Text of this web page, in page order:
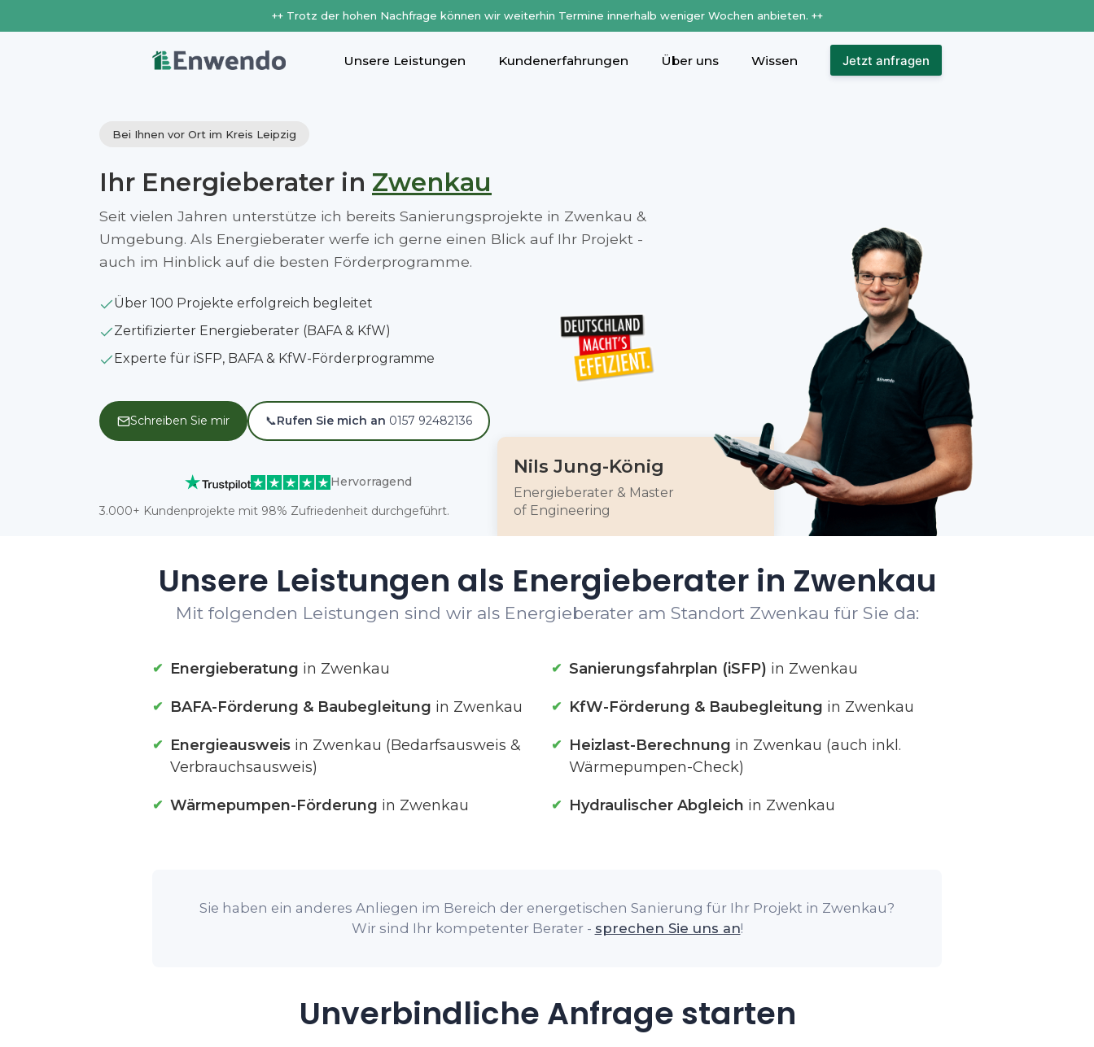
++ Trotz der hohen Nachfrage können wir weiterhin Termine innerhalb weniger Wochen anbieten. ++
Unsere Leistungen Kundenerfahrungen Über uns Wissen Jetzt anfragen
Bei Ihnen vor Ort im Kreis Leipzig
Ihr Energieberater in Zwenkau
Seit vielen Jahren unterstütze ich bereits Sanierungsprojekte in Zwenkau &
Umgebung. Als Energieberater werfe ich gerne einen Blick auf Ihr Projekt -
auch im Hinblick auf die besten Förderprogramme.
Über 100 Projekte erfolgreich begleitet
Zertifizierter Energieberater (BAFA & KfW)
Experte für iSFP, BAFA & KfW-Förderprogramme
Schreiben Sie mir 📞Rufen Sie mich an 0157 92482136
Hervorragend
3.000+ Kundenprojekte mit 98% Zufriedenheit durchgeführt.
Nils Jung-König
Energieberater & Master
of Engineering
Unsere Leistungen als Energieberater in Zwenkau
Mit folgenden Leistungen sind wir als Energieberater am Standort Zwenkau für Sie da:
Energieberatung in Zwenkau Sanierungsfahrplan (iSFP) in Zwenkau
BAFA-Förderung & Baubegleitung in Zwenkau KfW-Förderung & Baubegleitung in Zwenkau
Energieausweis in Zwenkau (Bedarfsausweis &
Verbrauchsausweis)
Heizlast-Berechnung in Zwenkau (auch inkl.
Wärmepumpen-Check)
Wärmepumpen-Förderung in Zwenkau Hydraulischer Abgleich in Zwenkau
Sie haben ein anderes Anliegen im Bereich der energetischen Sanierung für Ihr Projekt in Zwenkau?
Wir sind Ihr kompetenter Berater - sprechen Sie uns an!
Unverbindliche Anfrage starten